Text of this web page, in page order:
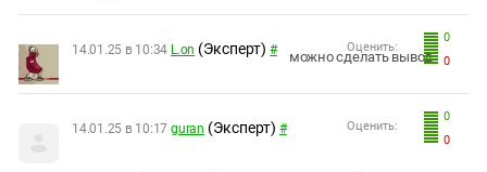
0
0
Оценить:
14.01.25 в 10:34 L.on (Эксперт) # можно сделать вывод
0
0
Оценить:
14.01.25 в 10:17 guran (Эксперт) #